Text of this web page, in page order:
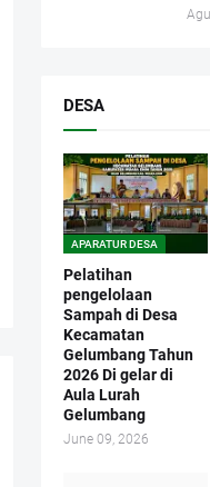
DESA
APARATUR DESA
Pelatihan
pengelolaan
Sampah di Desa
Kecamatan
Gelumbang Tahun
2026 Di gelar di
Aula Lurah
Gelumbang
June 09, 2026